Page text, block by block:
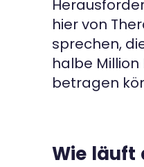
hier von
sprechen,
halbe
betragen
Wie läuft